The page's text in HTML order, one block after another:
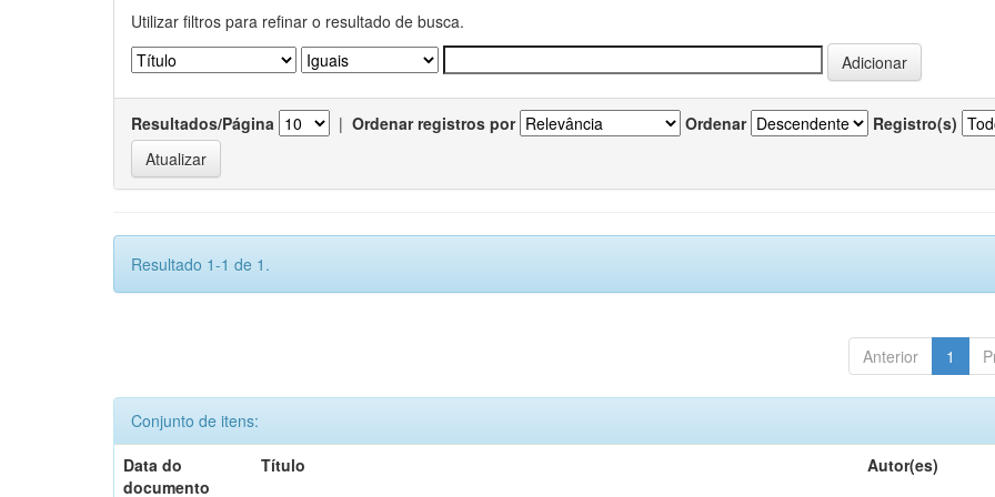
Utilizar filtros para refinar o resultado de busca.
Resultados/Página | Ordenar registros por Ordenar Registro(s)
Resultado 1-1 de 1.
Anterior 1
Conjunto de itens:
Data do
documento
Título Autor(es)